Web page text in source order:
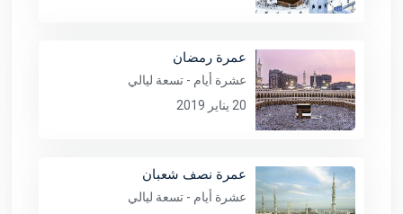
عمرة رمضان
عشرة أيام - تسعة ليالي
20 يناير 2019
عمرة نصف شعبان
عشرة أيام - تسعة ليالي